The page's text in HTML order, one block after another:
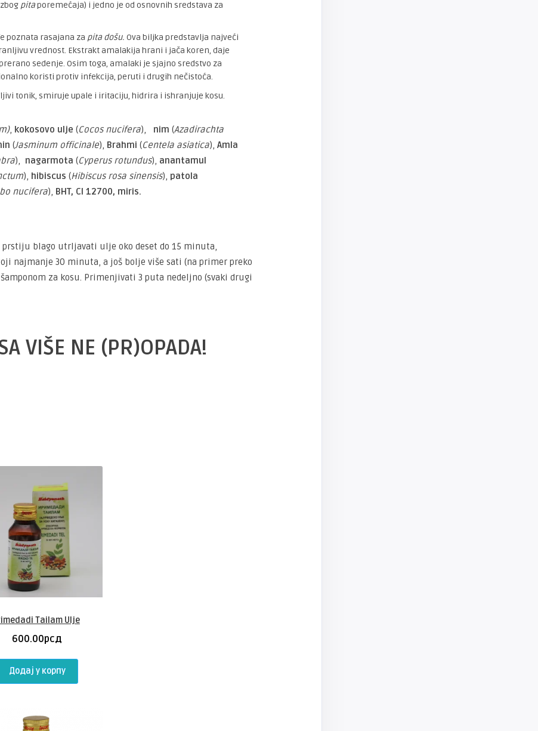
pitaporemećaja) i jedno je od osnovnih sredstava za
poznata rasajana za pita došu. Ova biljka predstavlja najveći
vrednost. Ekstrakt amalakija hrani i jača koren, daje
sedenje. Osim toga, amalaki je sjajno sredstvo za
koristi protiv infekcija, peruti i drugih nečistoća.
tonik, smiruje upale i iritaciju, hidrira i ishranjuje kosu.
, kokosovo ulje (Cocos nucifera), nim (Azadirachta
(Jasminum officinale), Brahmi (Centela asiatica), Amla
), nagarmota (Cyperus rotundus), anantamul
), hibiscus (Hibiscus rosa sinensis), patola
nucifera), BHT, CI 12700, miris.
blago utrljavati ulje oko deset do 15 minuta,
najmanje 30 minuta, a još bolje više sati (na primer preko
za kosu. Primenjivati 3 puta nedeljno (svaki drugi
VIŠE NE (PR)OPADA!
Tailam Ulje
600.00рсд
Додај у корпу